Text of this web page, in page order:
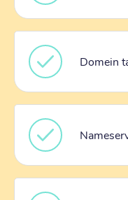
Domein